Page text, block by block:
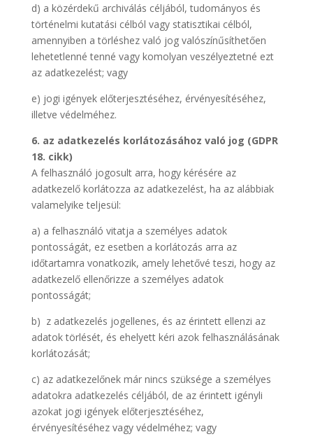
d) a közérdekű archiválás céljából, tudományos és
történelmi kutatási célból vagy statisztikai célból,
amennyiben a törléshez való jog valószínűsíthetően
lehetetlenné tenné vagy komolyan veszélyeztetné ezt
az adatkezelést; vagy
e) jogi igények előterjesztéséhez, érvényesítéséhez,
illetve védelméhez.
6. az adatkezelés korlátozásához való jog (GDPR
18. cikk)
A felhasználó jogosult arra, hogy kérésére az
adatkezelő korlátozza az adatkezelést, ha az alábbiak
valamelyike teljesül:
a) a felhasználó vitatja a személyes adatok
pontosságát, ez esetben a korlátozás arra az
időtartamra vonatkozik, amely lehetővé teszi, hogy az
adatkezelő ellenőrizze a személyes adatok
pontosságát;
b) z adatkezelés jogellenes, és az érintett ellenzi az
adatok törlését, és ehelyett kéri azok felhasználásának
korlátozását;
c) az adatkezelőnek már nincs szüksége a személyes
adatokra adatkezelés céljából, de az érintett igényli
azokat jogi igények előterjesztéséhez,
érvényesítéséhez vagy védelméhez; vagy